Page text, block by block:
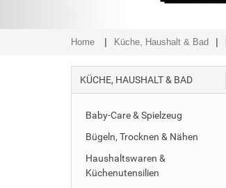
Home Küche, Haushalt & Bad
KÜCHE, HAUSHALT & BAD
Baby-Care & Spielzeug
Bügeln, Trocknen & Nähen
Haushaltswaren &
Küchenutensilien